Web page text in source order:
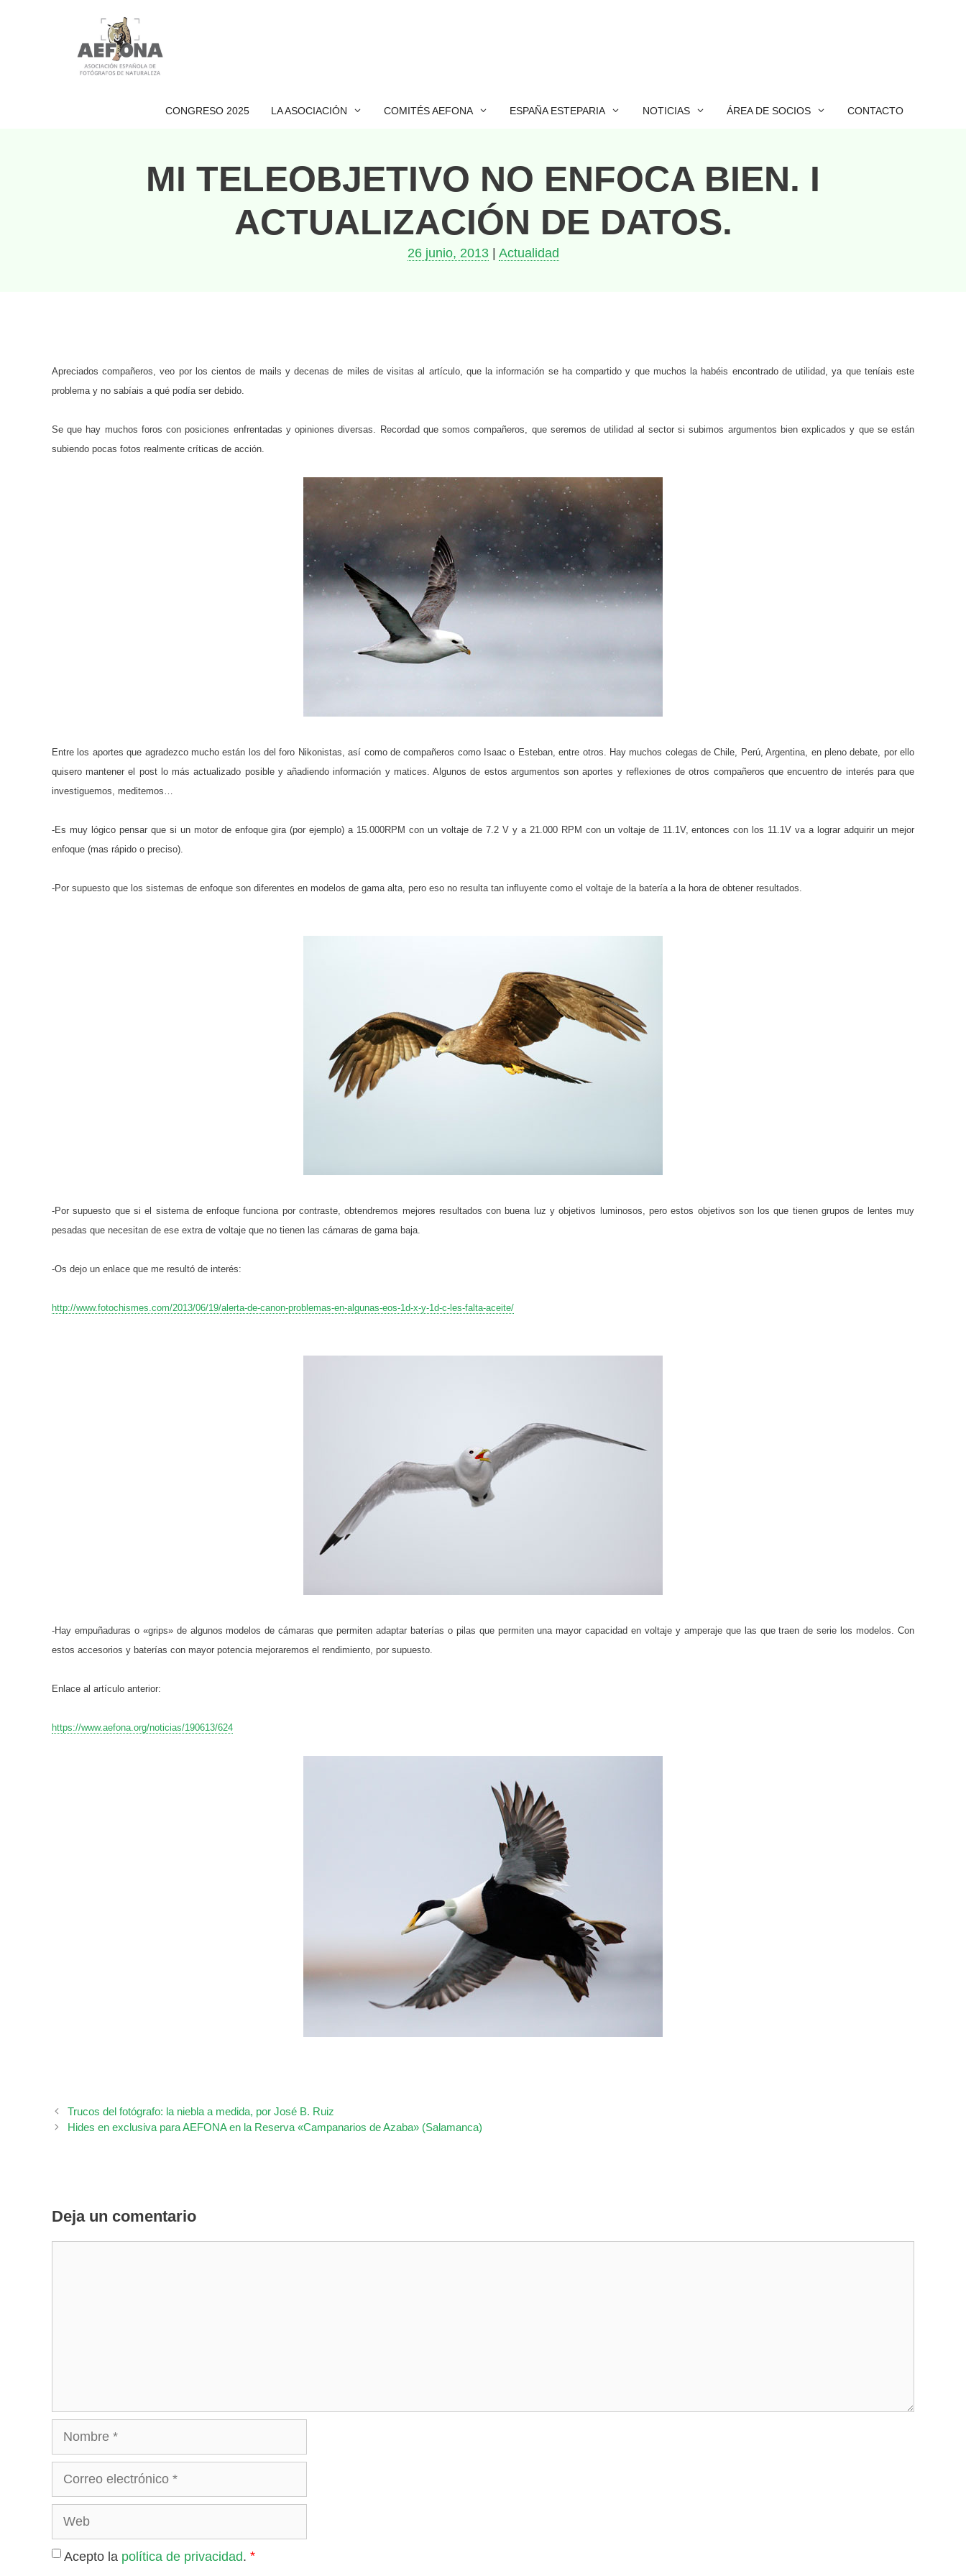
CONGRESO 2025 LA ASOCIACIÓN COMITÉS AEFONA ESPAÑA ESTEPARIA NOTICIAS ÁREA DE SOCIOS CONTACTO
MI TELEOBJETIVO NO ENFOCA BIEN. I
ACTUALIZACIÓN DE DATOS.
26 junio, 2013| Actualidad
Apreciados compañeros, veo por los cientos de mails y decenas de miles de visitas al artículo, que la información se ha compartido y que muchos la habéis encontrado de utilidad, ya que teníais este
problema y no sabíais a qué podía ser debido.
Se que hay muchos foros con posiciones enfrentadas y opiniones diversas. Recordad que somos compañeros, que seremos de utilidad al sector si subimos argumentos bien explicados y que se están
subiendo pocas fotos realmente críticas de acción.
Entre los aportes que agradezco mucho están los del foro Nikonistas, así como de compañeros como Isaac o Esteban, entre otros. Hay muchos colegas de Chile, Perú, Argentina, en pleno debate, por ello
quisero mantener el post lo más actualizado posible y añadiendo información y matices. Algunos de estos argumentos son aportes y reflexiones de otros compañeros que encuentro de interés para que
investiguemos, meditemos…
-Es muy lógico pensar que si un motor de enfoque gira (por ejemplo) a 15.000RPM con un voltaje de 7.2 V y a 21.000 RPM con un voltaje de 11.1V, entonces con los 11.1V va a lograr adquirir un mejor
enfoque (mas rápido o preciso).
-Por supuesto que los sistemas de enfoque son diferentes en modelos de gama alta, pero eso no resulta tan influyente como el voltaje de la batería a la hora de obtener resultados.
-Por supuesto que si el sistema de enfoque funciona por contraste, obtendremos mejores resultados con buena luz y objetivos luminosos, pero estos objetivos son los que tienen grupos de lentes muy
pesadas que necesitan de ese extra de voltaje que no tienen las cámaras de gama baja.
-Os dejo un enlace que me resultó de interés:
http://www.fotochismes.com/2013/06/19/alerta-de-canon-problemas-en-algunas-eos-1d-x-y-1d-c-les-falta-aceite/
-Hay empuñaduras o «grips» de algunos modelos de cámaras que permiten adaptar baterías o pilas que permiten una mayor capacidad en voltaje y amperaje que las que traen de serie los modelos. Con
estos accesorios y baterías con mayor potencia mejoraremos el rendimiento, por supuesto.
Enlace al artículo anterior:
https://www.aefona.org/noticias/190613/624
Trucos del fotógrafo: la niebla a medida, por José B. Ruiz
Hides en exclusiva para AEFONA en la Reserva «Campanarios de Azaba» (Salamanca)
Deja un comentario
Acepto la política de privacidad. *